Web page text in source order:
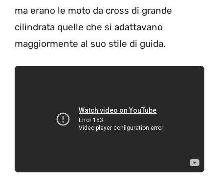
ma erano le moto da cross di grande
cilindrata quelle che si adattavano
maggiormente al suo stile di guida.